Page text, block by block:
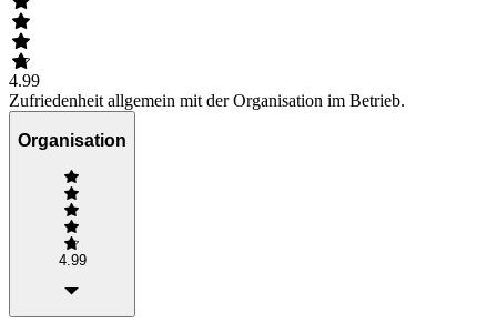
4.99
Zufriedenheit allgemein mit der Organisation im Betrieb.
Organisation
4.99